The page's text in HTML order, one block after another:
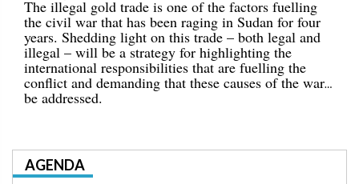
The illegal gold trade is one of the factors fuelling
the civil war that has been raging in Sudan for four
years. Shedding light on this trade – both legal and
illegal – will be a strategy for highlighting the
international responsibilities that are fuelling the
conflict and demanding that these causes of the war
be addressed.
AGENDA